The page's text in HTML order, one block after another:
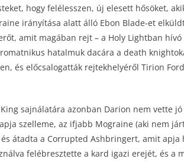
hogy felélesszen, új elesett hősöket,
irányítása alatt álló Ebon Blade-et
amit magában rejt – a Holy Lightban
hatalmuk dacára a death
és előcsalogatták rejtekhelyéről Tirion
sajnálatára azonban Darion nem vette
szelleme, az ifjabb Mograine (aki nem
átadta a Corrupted Ashbringert, amit
felébresztette a kard igazi erejét, és a